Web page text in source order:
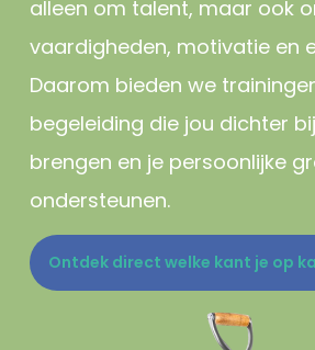
alleen om talent, maar ook
vaardigheden, motivatie en
Daarom bieden we
begeleiding die jou dichter
brengen en je persoonlijke
ondersteunen.
Ontdek direct welke kant je op